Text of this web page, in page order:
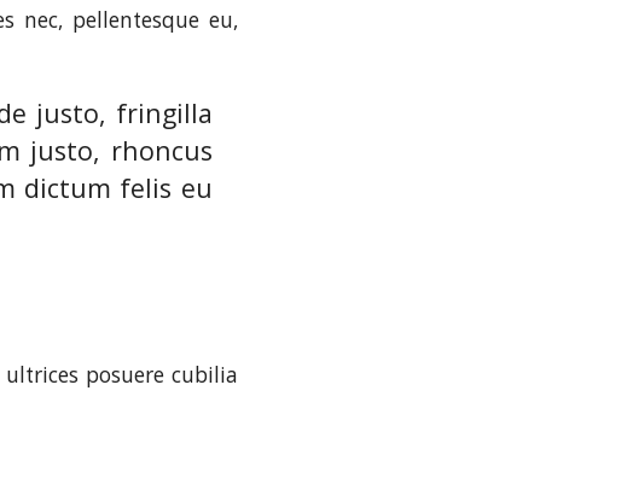
nec, pellentesque eu,
justo, fringilla
justo, rhoncus
dictum felis eu
posuere cubilia